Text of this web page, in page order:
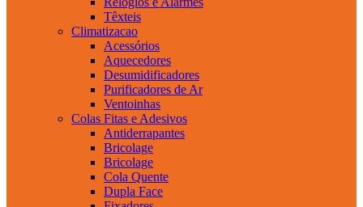
Têxteis
Climatizacao
Acessórios
Aquecedores
Desumidificadores
Purificadores de Ar
Ventoinhas
Colas Fitas e Adesivos
Antiderrapantes
Bricolage
Bricolage
Cola Quente
Dupla Face